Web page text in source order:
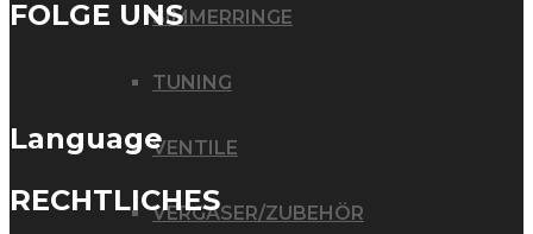
SIMMERRINGE
TUNING
VENTILE
VERGASER/ZUBEHÖR
FOLGE UNS
Language
RECHTLICHES